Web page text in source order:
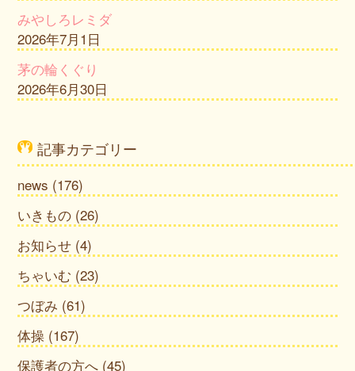
みやしろレミダ
2026年7月1日
茅の輪くぐり
2026年6月30日
記事カテゴリー
news (176)
いきもの (26)
お知らせ (4)
ちゃいむ (23)
つぼみ (61)
体操 (167)
保護者の方へ (45)